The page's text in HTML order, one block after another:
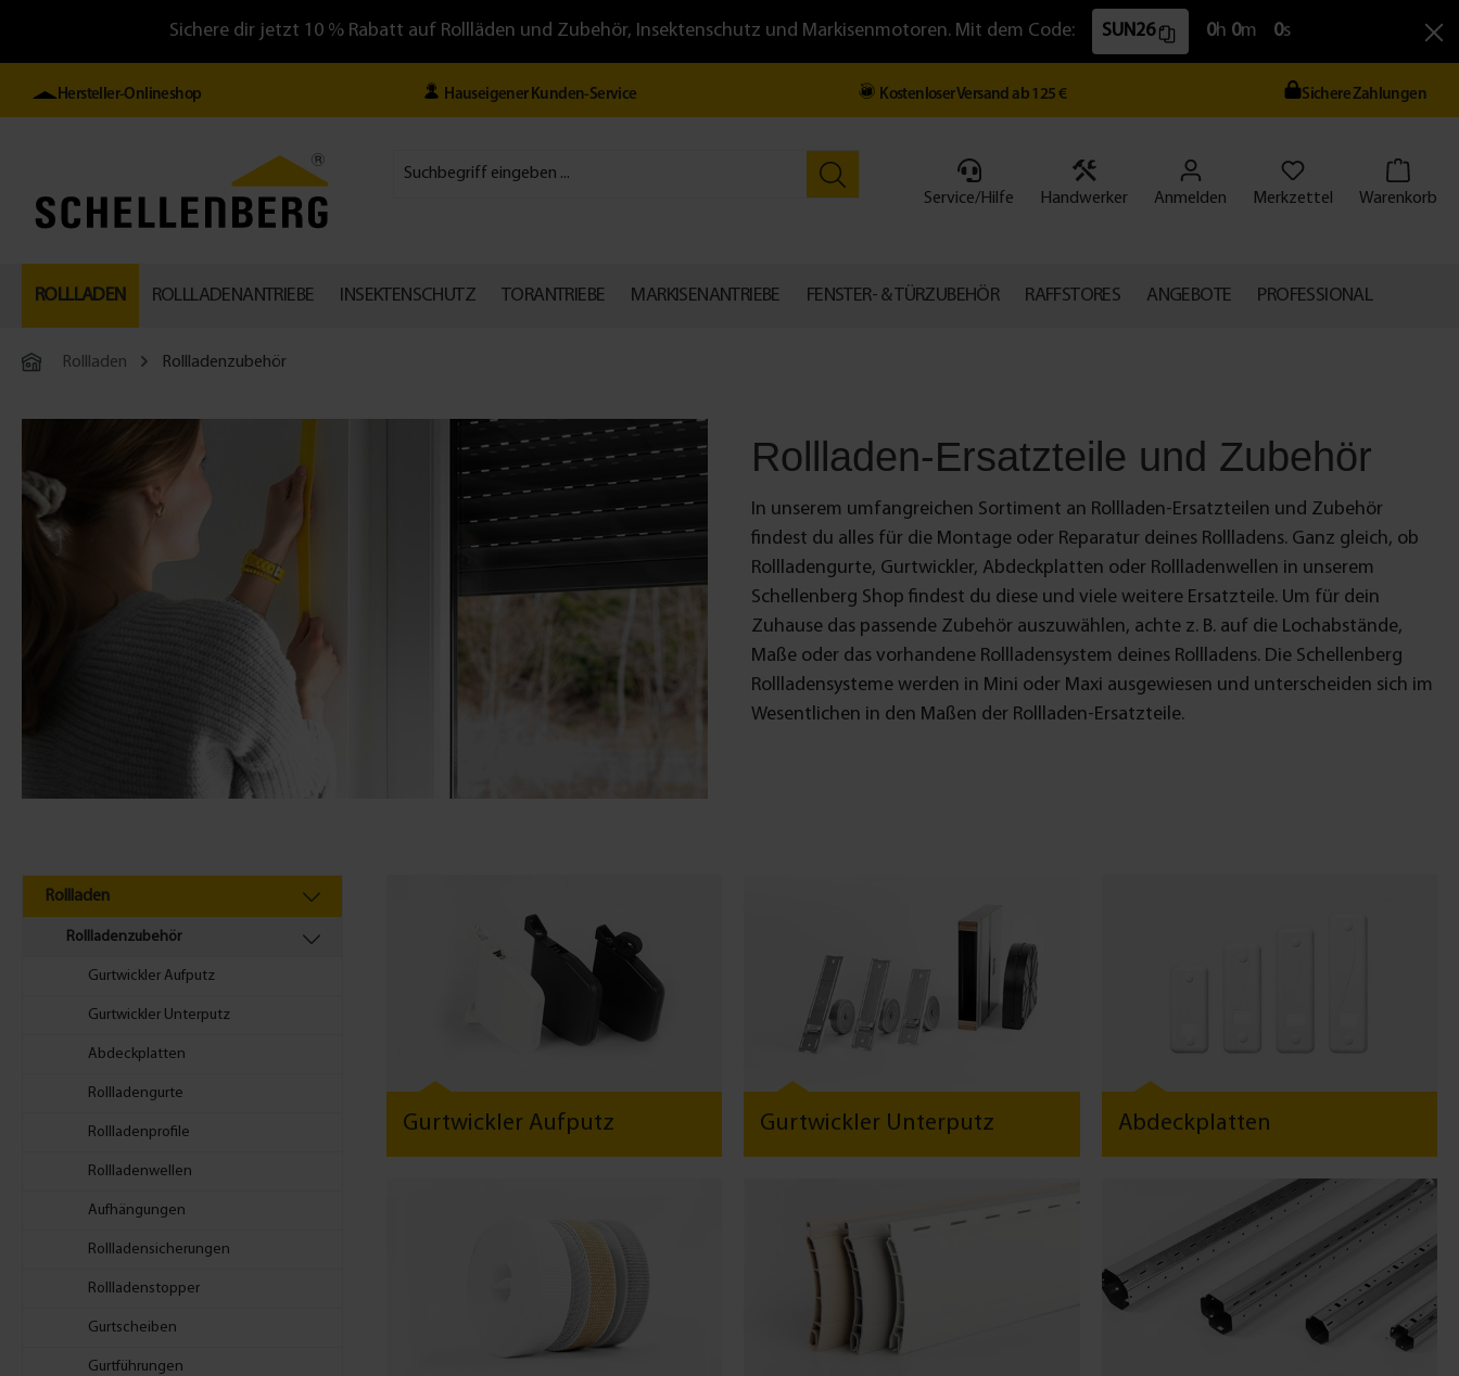
Sichere dir jetzt 10 % Rabatt auf Rollläden und Zubehör, Insektenschutz und Markisenmotoren. Mit dem Code: SUN26 0h 0m 0s
Hersteller-Onlineshop Hauseigener Kunden-Service Kostenloser Versand ab 125 € Sichere Zahlungen
Service/Hilfe Handwerker Anmelden Merkzettel Warenkorb
ROLLLADEN ROLLLADENANTRIEBE INSEKTENSCHUTZ TORANTRIEBE MARKISENANTRIEBE FENSTER- & TÜRZUBEHÖR RAFFSTORES ANGEBOTE PROFESSIONAL
Rollladen Rollladenzubehör
Rollladen-Ersatzteile und Zubehör
In unserem umfangreichen Sortiment an Rollladen-Ersatzteilen und Zubehör
findest du alles für die Montage oder Reparatur deines Rollladens. Ganz gleich, ob
Rollladengurte, Gurtwickler, Abdeckplatten oder Rollladenwellen in unserem
Schellenberg Shop findest du diese und viele weitere Ersatzteile. Um für dein
Zuhause das passende Zubehör auszuwählen, achte z. B. auf die Lochabstände,
Maße oder das vorhandene Rollladensystem deines Rollladens. Die Schellenberg
Rollladensysteme werden in Mini oder Maxi ausgewiesen und unterscheiden sich im
Wesentlichen in den Maßen der Rollladen-Ersatzteile.
Rollladen
Rollladenzubehör
Gurtwickler Aufputz
Gurtwickler Unterputz
Abdeckplatten
Rollladengurte
Rollladenprofile
Rollladenwellen
Aufhängungen
Rollladensicherungen
Rollladenstopper
Gurtscheiben
Gurtführungen
Gurtwickler Aufputz Gurtwickler Unterputz Abdeckplatten